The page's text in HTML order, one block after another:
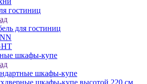
гостиниц
для гостиниц
шкафы-купе
шкафы-купе
шкафы-купе высотой 220 см